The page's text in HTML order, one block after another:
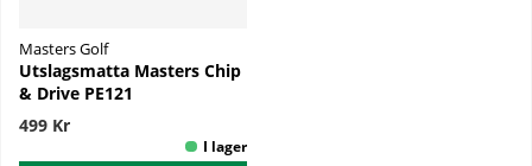
Masters Golf
Utslagsmatta Masters Chip
& Drive PE121
499 Kr